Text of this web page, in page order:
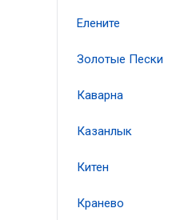
Елените
Золотые Пески
Каварна
Казанлык
Китен
Кранево